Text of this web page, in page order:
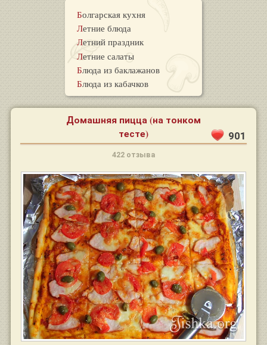
Болгарская кухня
Летние блюда
Летний праздник
Летние салаты
Блюда из баклажанов
Блюда из кабачков
Домашняя пицца (на тонком
тесте) 901
422 отзыва